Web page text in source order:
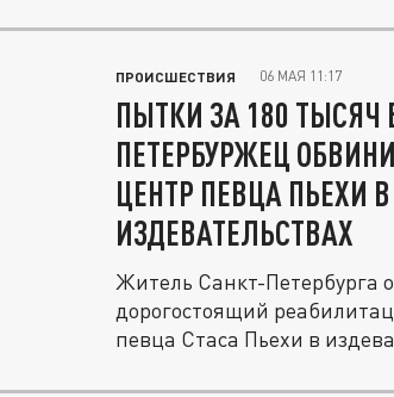
ПРОИСШЕСТВИЯ 06 МАЯ 11:17
ПЫТКИ ЗА 180 ТЫСЯЧ
ПЕТЕРБУРЖЕЦ
ЦЕНТР ПЕВЦА ПЬЕХИ В
ИЗДЕВАТЕЛЬСТВАХ
Житель Санкт-Петербурга
дорогостоящий
певца Стаса Пьехи в